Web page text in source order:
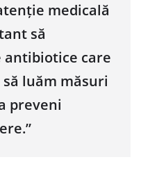
medicală
să
care
luăm măsuri
preveni